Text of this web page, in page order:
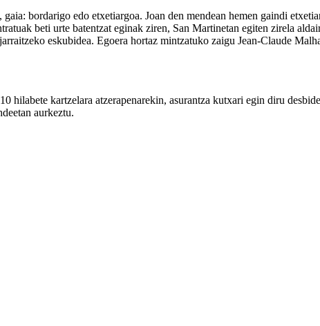
bordarigo edo etxetiargoa. Joan den mendean hemen gaindi
beti urte batentzat eginak ziren, San Martinetan egiten zirela
eskubidea. Egoera hortaz mintzatuko zaigu Jean-Claude
hilabete kartzelara atzerapenarekin, asurantza kutxari egin diru
aurkeztu.